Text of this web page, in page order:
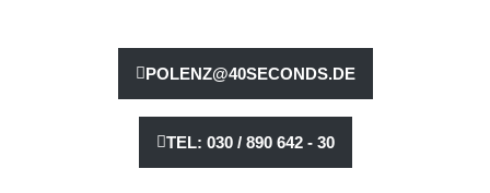
POLENZ@40SECONDS.DE
TEL: 030 / 890 642 - 30